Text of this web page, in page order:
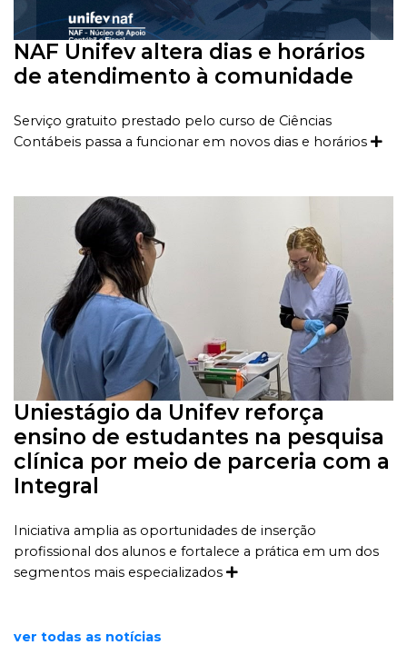
NAF Unifev altera dias e horários
de atendimento à comunidade
Serviço gratuito prestado pelo curso de Ciências
Contábeis passa a funcionar em novos dias e horários
Uniestágio da Unifev reforça
ensino de estudantes na pesquisa
clínica por meio de parceria com a
Integral
Iniciativa amplia as oportunidades de inserção
profissional dos alunos e fortalece a prática em um dos
segmentos mais especializados
ver todas as notícias